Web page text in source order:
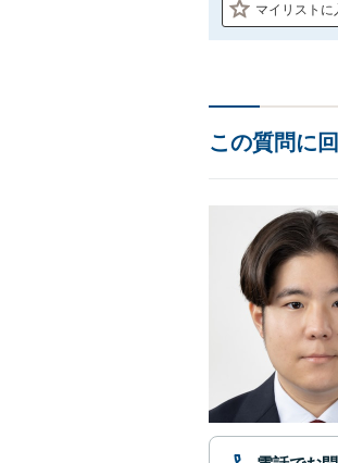
マイリストに
この質問に